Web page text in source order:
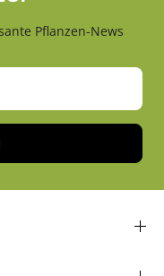
Pflanzen-News